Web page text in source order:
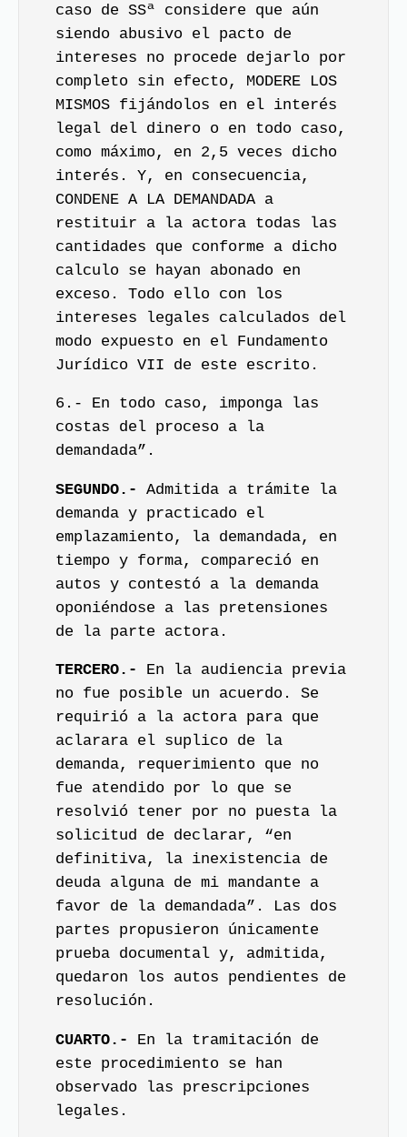
caso de SSª considere que aún
siendo abusivo el pacto de
intereses no procede dejarlo por
completo sin efecto, MODERE LOS
MISMOS fijándolos en el interés
legal del dinero o en todo caso,
como máximo, en 2,5 veces dicho
interés. Y, en consecuencia,
CONDENE A LA DEMANDADA a
restituir a la actora todas las
cantidades que conforme a dicho
calculo se hayan abonado en
exceso. Todo ello con los
intereses legales calculados del
modo expuesto en el Fundamento
Jurídico VII de este escrito.
6.- En todo caso, imponga las
costas del proceso a la
demandada”.
SEGUNDO.-
Admitida a trámite la
demanda y practicado el
emplazamiento, la demandada, en
tiempo y forma, compareció en
autos y contestó a la demanda
oponiéndose a las pretensiones
de la parte actora.
TERCERO.-
En la audiencia previa
no fue posible un acuerdo. Se
requirió a la actora para que
aclarara el suplico de la
demanda, requerimiento que no
fue atendido por lo que se
resolvió tener por no puesta la
solicitud de declarar, “en
definitiva, la inexistencia de
deuda alguna de mi mandante a
favor de la demandada”. Las dos
partes propusieron únicamente
prueba documental y, admitida,
quedaron los autos pendientes de
resolución.
CUARTO.-
En la tramitación de
este procedimiento se han
observado las prescripciones
legales.